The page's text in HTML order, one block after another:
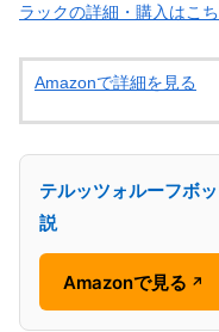
ラックの詳細・購入はこ
Amazonで詳細を見る
テルッツォルーフボ
説
Amazonで見る ↗